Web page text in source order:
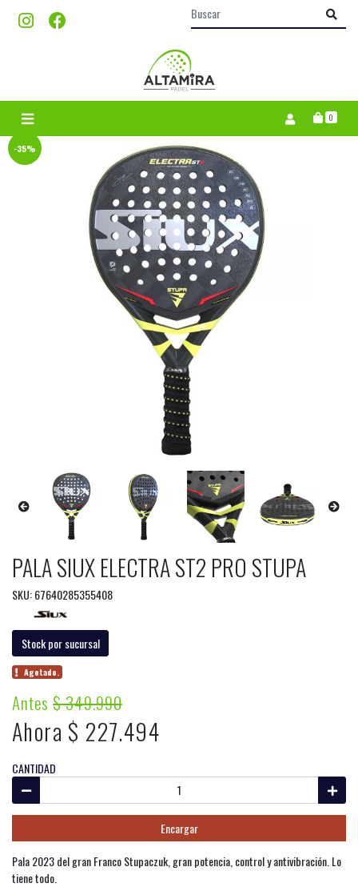
0
-35%
PALA SIUX ELECTRA ST2 PRO STUPA
SKU: 67640285355408
Stock por sucursal
Agotado.
Antes$ 349.990
Ahora $ 227.494
CANTIDAD
Encargar
Pala 2023 del gran Franco Stupaczuk, gran potencia, control y antivibración. Lo
tiene todo.